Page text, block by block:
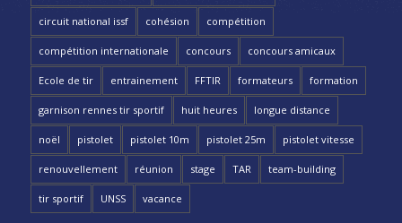
circuit national issf cohésion compétition
compétition internationale concours concours amicaux
Ecole de tir entrainement FFTIR formateurs formation
garnison rennes tir sportif huit heures longue distance
noël pistolet pistolet 10m pistolet 25m pistolet vitesse
renouvellement réunion stage TAR team-building
tir sportif UNSS vacance